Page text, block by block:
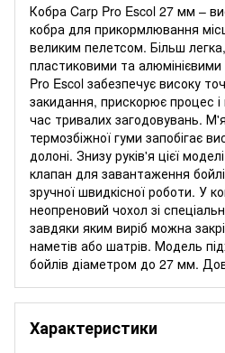
Кобра Carp Pro Escol 27 мм –
кобра для прикормлювання
великим пелетсом. Більш
пластиковими та
Pro Escol забезпечує високу
закидання, прискорює процес
час тривалих загодовувань.
термозбіжної гуми запобігає
долоні. Знизу руків'я цієї
клапан для завантаження
зручної швидкісної роботи. У
неопреновий чохол зі
завдяки яким виріб можна
наметів або шатрів. Модель
бойлів діаметром до 27 мм.
Характеристики